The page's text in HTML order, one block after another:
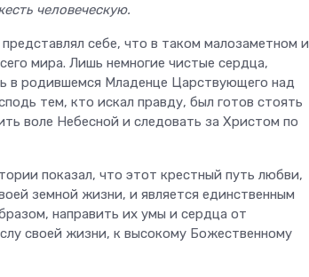
человеческую.
себе, что в таком малозаметном и
мира. Лишь немногие чистые сердца,
в родившемся Младенце Царствующего над
тем, кто искал правду, был готов стоять
воле Небесной и следовать за Христом по
показал, что этот крестный путь любви,
земной жизни, и является единственным
направить их умы и сердца от
своей жизни, к высокому Божественному